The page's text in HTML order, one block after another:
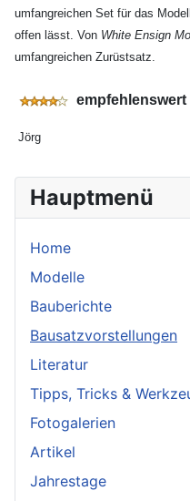
Hauptmenü
Home
Modelle
Bauberichte
Bausatzvorstellungen
Literatur
Tipps, Tricks &
Fotogalerien
Artikel
Jahrestage
umfangreichen Set für das
offen lässt. Von White Ensign
umfangreichen Zurüstsatz.
empfehlenswert
Jörg